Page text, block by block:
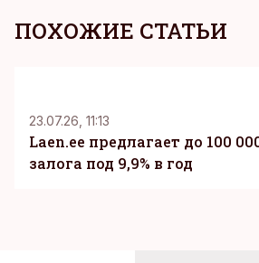
ПОХОЖИЕ СТАТЬИ
23.07.26, 11:13
Laen.ee предлагает до 100
залога под 9,9% в год